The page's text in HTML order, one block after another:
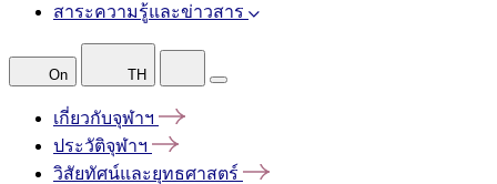
สาระความรู้และข่าวสาร
On TH
เกี่ยวกับจุฬาฯ
ประวัติจุฬาฯ
วิสัยทัศน์และยุทธศาสตร์